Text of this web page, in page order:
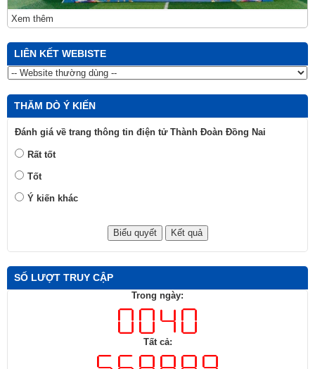
Xem thêm
LIÊN KẾT WEBISTE
THĂM DÒ Ý KIẾN
Đánh giá về trang thông tin điện tử Thành Đoàn Đồng Nai
Rất tốt
Tốt
Ý kiến khác
SỐ LƯỢT TRUY CẬP
Trong ngày:
Tất cả: